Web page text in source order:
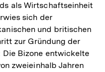
als Wirtschaftseinheit
sich der
und britischen
zur Gründung der
Bizone entwickelte
zweieinhalb Jahren